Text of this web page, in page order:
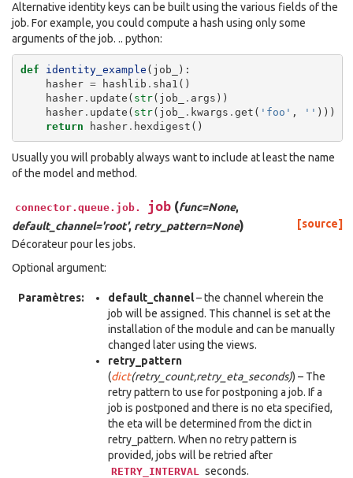
Alternative identity keys can be built using the various fields of the
job. For example, you could compute a hash using only some
arguments of the job. .. python:
def identity_example ( job_
):
hasher = hashlib . sha1 ()
hasher. update ( str( job_ . args ))
hasher. update ( str( job_ . kwargs . get ( 'foo' , '' )))
return
hasher. hexdigest ()
Usually you will probably always want to include at least the name
of the model and method.
connector.queue.job. job (func=None,
default_channel='root', retry_pattern=None)
[source]
Décorateur pour les jobs.
Optional argument:
Paramètres: default_channel– the channel wherein the
job will be assigned. This channel is set at the
installation of the module and can be manually
changed later using the views.
retry_pattern
(dict(retry_count,retry_eta_seconds)) – The
retry pattern to use for postponing a job. If a
job is postponed and there is no eta specified,
the eta will be determined from the dict in
retry_pattern. When no retry pattern is
provided, jobs will be retried after
RETRY_INTERVAL seconds.